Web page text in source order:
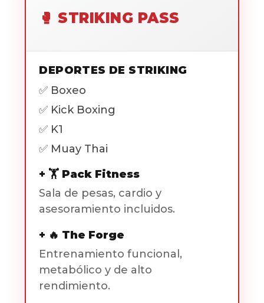
🥊 STRIKING PASS
DEPORTES DE STRIKING
✅ Boxeo
✅ Kick Boxing
✅ K1
✅ Muay Thai
+ 🏋️ Pack Fitness
Sala de pesas, cardio y
asesoramiento incluidos.
+ 🔥 The Forge
Entrenamiento funcional,
metabólico y de alto
rendimiento.